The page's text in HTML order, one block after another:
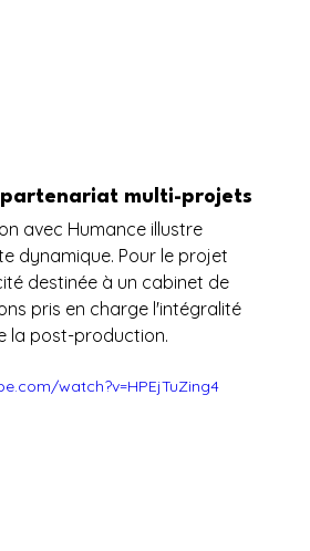
partenariat multi-projets
avec Humance illustre
dynamique. Pour le projet
destinée à un cabinet de
pris en charge l'intégralité
la post-production.
watch?v=HPEjTuZing4